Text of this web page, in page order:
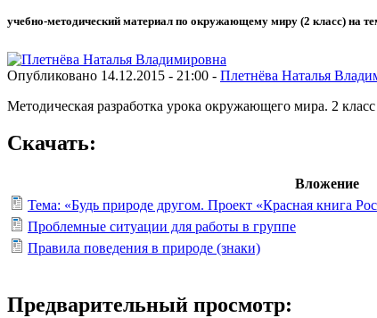
учебно-методический материал по окружающему миру (2 класс) на
Опубликовано 14.12.2015 - 21:00 - Плетнёва Наталья
Методическая разработка урока окружающего мира. 2
Скачать:
Вложение
Тема: «Будь природе другом. Проект «Красная книга
Проблемные ситуации для работы в группе
Правила поведения в природе (знаки)
Предварительный просмотр: